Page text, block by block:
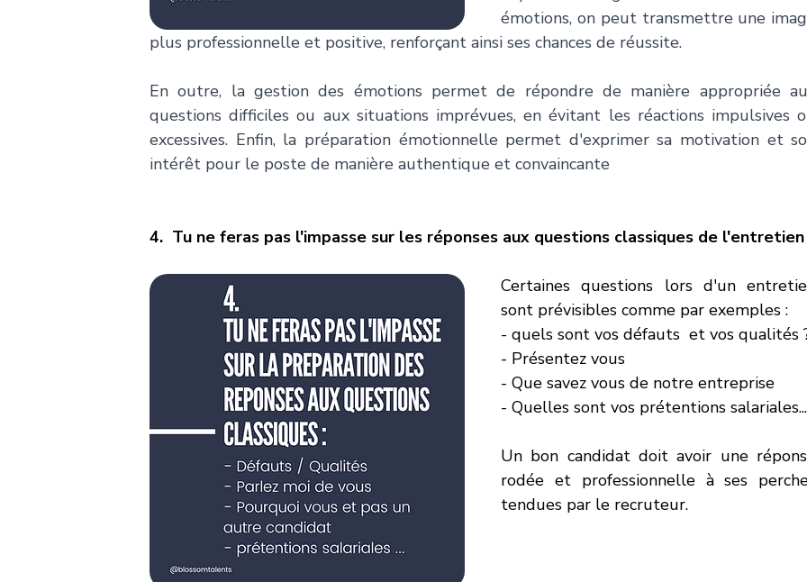
émotions, on peut transmettre une
plus professionnelle et positive, renforçant ainsi ses chances de réussite.
En outre, la gestion des émotions permet de répondre de manière appropriée
questions difficiles ou aux situations imprévues, en évitant les réactions impulsives
excessives. Enfin, la préparation émotionnelle permet d'exprimer sa motivation et
intérêt pour le poste de manière authentique et convaincante
4.  Tu ne feras pas l'impasse sur les réponses aux questions classiques de l'entretien
Certaines questions lors d'un
sont prévisibles comme par exemples :
- quels sont vos défauts  et vos qualités
- Présentez vous
- Que savez vous de notre entreprise
- Quelles sont vos prétentions salariales...
Un bon candidat doit avoir une
rodée et professionnelle à ses
tendues par le recruteur.